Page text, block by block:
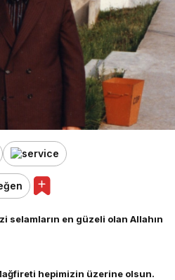
selamların en güzeli olan Allahın
hepimizin üzerine olsun.